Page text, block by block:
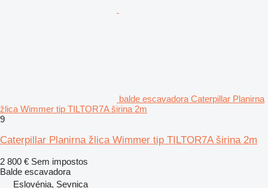
balde escavadora Caterpillar Planirna
žlica Wimmer tip TILTOR7A širina 2m
9
Caterpillar Planirna žlica Wimmer tip TILTOR7A širina 2m
2 800 € Sem impostos
Balde escavadora
Eslovénia, Sevnica